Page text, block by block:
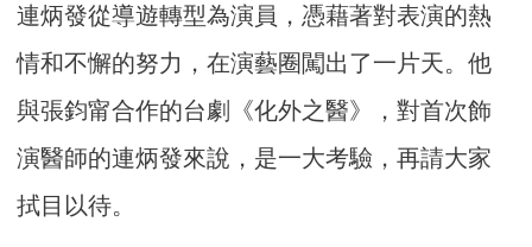
連炳發從導遊轉型為演員，憑藉著對表演的熱
情和不懈的努力，在演藝圈闖出了一片天。他
與張鈞甯合作的台劇《化外之醫》，對首次飾
演醫師的連炳發來說，是一大考驗，再請大家
拭目以待。